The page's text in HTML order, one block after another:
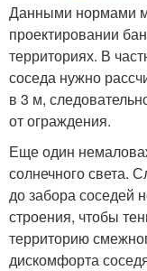
Данными нормами
проектировании
территориях. В
соседа нужно
в 3 м,
от ограждения.
Еще один
солнечного света.
до забора соседей
строения, чтобы
территорию
дискомфорта